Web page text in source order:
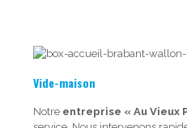
Vide-maison
Notre entreprise « Au Vieux